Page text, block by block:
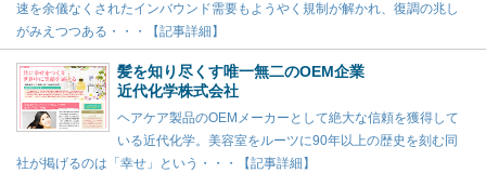
速を余儀なくされたインバウンド需要もようやく規制が解かれ、復調の兆し
がみえつつある・・・【記事詳細】
髪を知り尽くす唯一無二のOEM企業
近代化学株式会社
ヘアケア製品のOEMメーカーとして絶大な信頼を獲得して
いる近代化学。美容室をルーツに90年以上の歴史を刻む同
社が掲げるのは「幸せ」という・・・【記事詳細】